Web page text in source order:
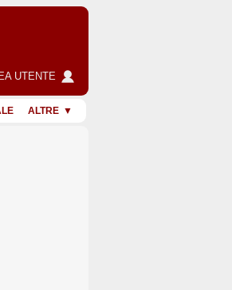
UTENTE
ALTRE